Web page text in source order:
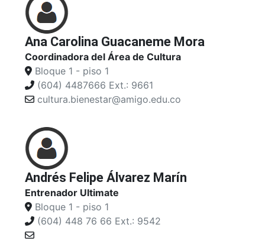
Ana Carolina Guacaneme Mora
Coordinadora del Área de Cultura
Bloque 1 - piso 1
(604) 4487666 Ext.: 9661
cultura.bienestar@amigo.edu.co
Andrés Felipe Álvarez Marín
Entrenador Ultimate
Bloque 1 - piso 1
(604) 448 76 66 Ext.: 9542